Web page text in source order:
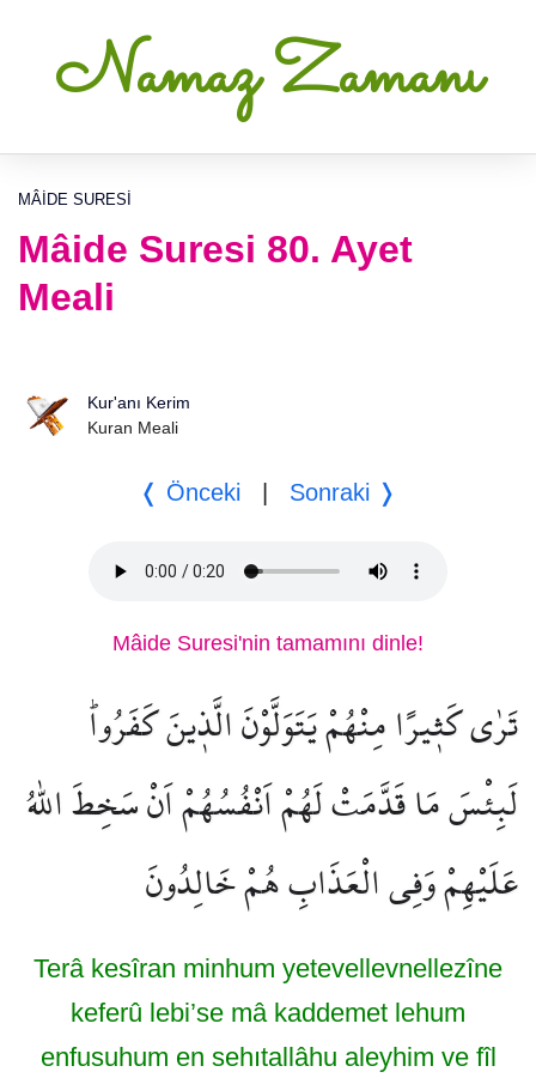
Namaz Zamanı
MÂIDE SURESI
Mâide Suresi 80. Ayet
Meali
Kur'anı Kerim
Kuran Meali
❬ Önceki Sonraki ❭
Mâide Suresi'nin tamamını dinle!
تَرٰى كَث۪يرًا مِنْهُمْ يَتَوَلَّوْنَ الَّذ۪ينَ كَفَرُواۜ
لَبِئْسَ مَا قَدَّمَتْ لَهُمْ اَنْفُسُهُمْ اَنْ سَخِطَ اللّٰهُ
عَلَيْهِمْ وَفِي الْعَذَابِ هُمْ خَالِدُونَ
Terâ kesîran minhum yetevellevnellezîne
keferû lebi’se mâ kaddemet lehum
enfusuhum en sehıtallâhu aleyhim ve fîl